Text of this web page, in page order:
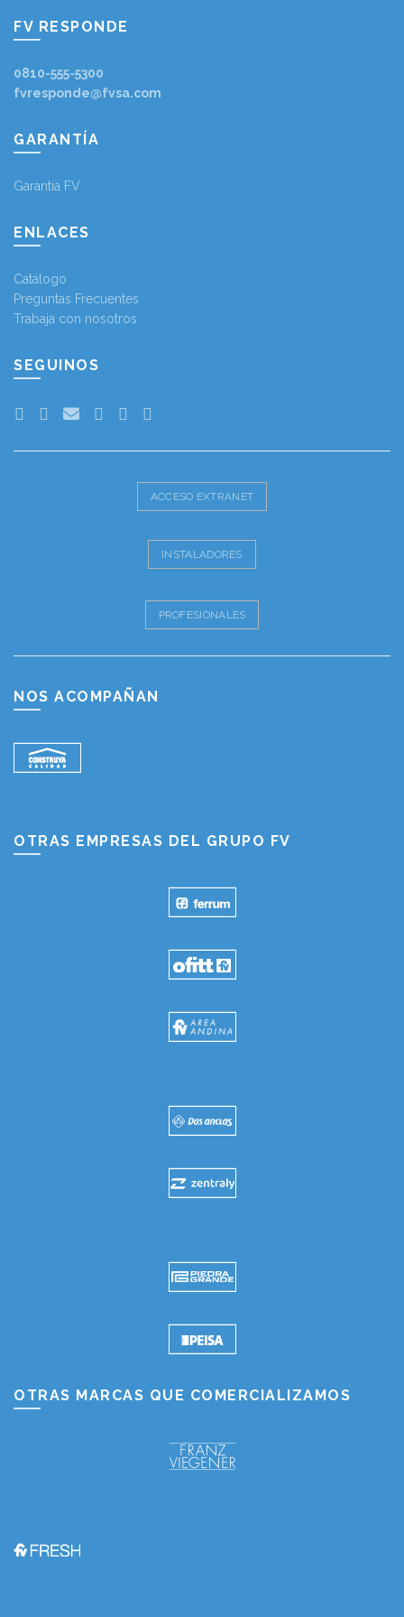
FV RESPONDE
0810-555-5300
fvresponde@fvsa.com
GARANTÍA
Garantía FV
ENLACES
Catálogo
Preguntas Frecuentes
Trabaja con nosotros
SEGUINOS
ACCESO EXTRANET
INSTALADORES
PROFESIONALES
NOS ACOMPAÑAN
OTRAS EMPRESAS DEL GRUPO FV
OTRAS MARCAS QUE COMERCIALIZAMOS